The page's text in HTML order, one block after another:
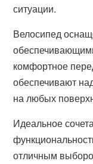
ситуации.
Велосипед
комфортное
обеспечивают
на любых
Идеальное
отличным